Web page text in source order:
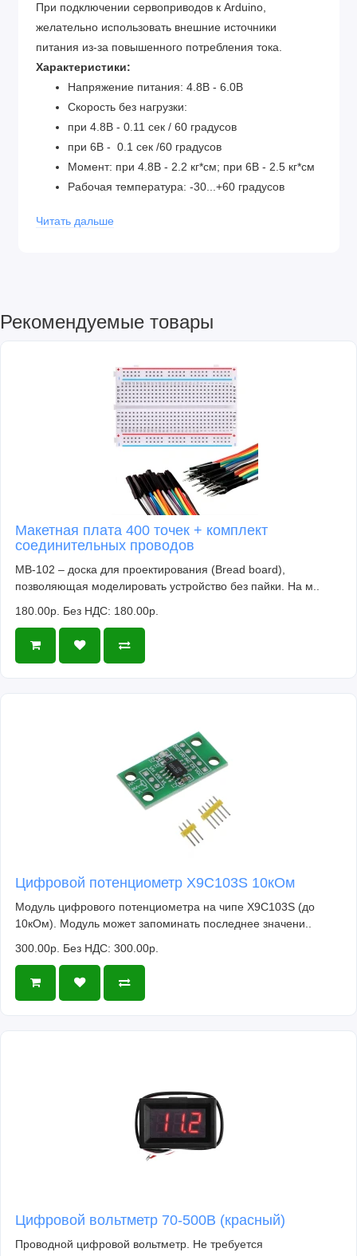
При подключении сервоприводов к Arduino,
желательно использовать внешние источники
питания из-за повышенного потребления тока.
Характеристики:
Напряжение питания: 4.8В - 6.0В
Скорость без нагрузки:
при 4.8В - 0.11 сек / 60 градусов
при 6В - 0.1 сек /60 градусов
Момент: при 4.8В - 2.2 кг*см; при 6В - 2.5 кг*см
Рабочая температура: -30...+60 градусов
Вес: 13.4гр
Читать дальше
Рекомендуемые товары
Макетная плата 400 точек + комплект
соединительных проводов
MB-102 – доска для проектирования (Bread board),
позволяющая моделировать устройство без пайки. На м..
180.00р. Без НДС: 180.00р.
Цифровой потенциометр X9C103S 10кОм
Модуль цифрового потенциометра на чипе X9C103S (до
10кОм). Модуль может запоминать последнее значени..
300.00р. Без НДС: 300.00р.
Цифровой вольтметр 70-500В (красный)
Проводной цифровой вольтметр. Не требуется